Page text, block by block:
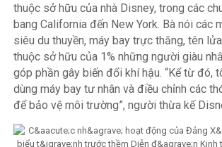
thuộc sở hữu của nhà Disney, trong các
bang California đến New York. Bà nói các
siêu du thuyền, máy bay trực thăng, tên
thuộc sở hữu của 1% những người giàu
góp phần gây biến đổi khí hậu. “Kể từ đó,
dùng máy bay tư nhân và điều chỉnh các
để bảo vệ môi trường”, người thừa kế